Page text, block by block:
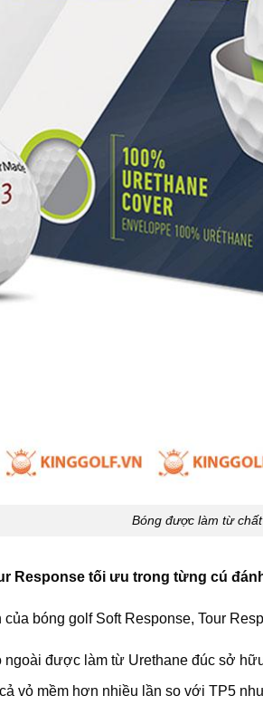
Bóng được làm từ
Response tối ưu trong từng cú
bóng golf Soft Response, Tour
ngoài được làm từ Urethane đúc sở
vỏ mềm hơn nhiều lần so với TP5